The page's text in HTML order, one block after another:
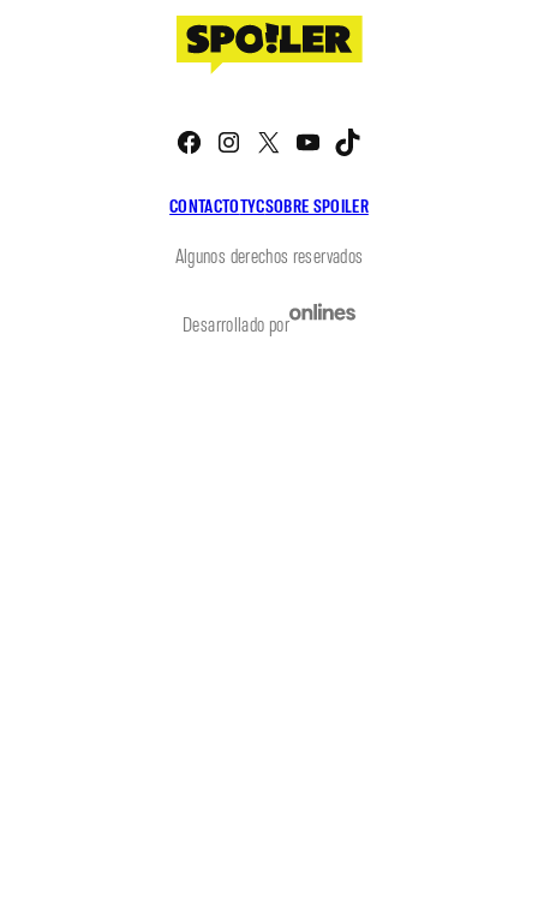
CONTACTOTYCSOBRE SPOILER
Facebook
Instagram
X YouTube
Algunos derechos reservados
Desarrollado por